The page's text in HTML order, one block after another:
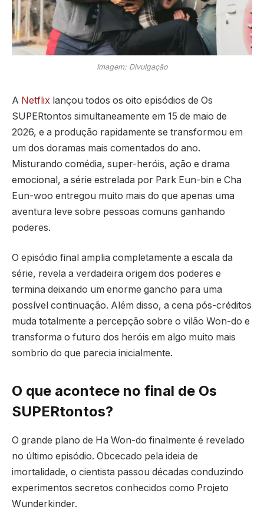
Imagem: Divulgação
A Netflix lançou todos os oito episódios de Os
SUPERtontos simultaneamente em 15 de maio de
2026, e a produção rapidamente se transformou em
um dos doramas mais comentados do ano.
Misturando comédia, super-heróis, ação e drama
emocional, a série estrelada por Park Eun-bin e Cha
Eun-woo entregou muito mais do que apenas uma
aventura leve sobre pessoas comuns ganhando
poderes.
O episódio final amplia completamente a escala da
série, revela a verdadeira origem dos poderes e
termina deixando um enorme gancho para uma
possível continuação. Além disso, a cena pós-créditos
muda totalmente a percepção sobre o vilão Won-do e
transforma o futuro dos heróis em algo muito mais
sombrio do que parecia inicialmente.
O que acontece no final de Os
SUPERtontos?
O grande plano de Ha Won-do finalmente é revelado
no último episódio. Obcecado pela ideia de
imortalidade, o cientista passou décadas conduzindo
experimentos secretos conhecidos como Projeto
Wunderkinder.